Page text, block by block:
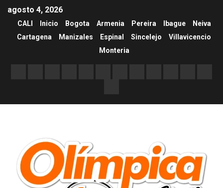
agosto 4, 2026
CALI Inicio Bogota Armenia Pereira Ibague
Neiva
Cartagena
Manizales Espinal Sincelejo
Villavicencio
Monteria